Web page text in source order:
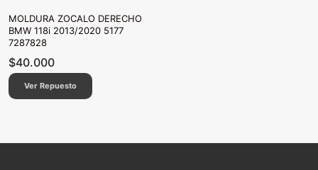
MOLDURA ZOCALO DERECHO
BMW 118i 2013/2020 5177
7287828
$40.000
Ver Repuesto